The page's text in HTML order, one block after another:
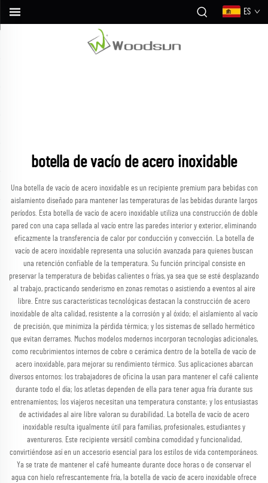
ES
botella de vacío de acero inoxidable
Una botella de vacío de acero inoxidable es un recipiente premium para bebidas con
aislamiento diseñado para mantener las temperaturas de las bebidas durante largos
períodos. Esta botella de vacío de acero inoxidable utiliza una construcción de doble
pared con una capa sellada al vacío entre las paredes interior y exterior, eliminando
eficazmente la transferencia de calor por conducción y convección. La botella de
vacío de acero inoxidable representa una solución avanzada para quienes buscan
una retención confiable de la temperatura. Su función principal consiste en
preservar la temperatura de bebidas calientes o frías, ya sea que se esté desplazando
al trabajo, practicando senderismo en zonas remotas o asistiendo a eventos al aire
libre. Entre sus características tecnológicas destacan la construcción de acero
inoxidable de alta calidad, resistente a la corrosión y al óxido; el aislamiento al vacío
de precisión, que minimiza la pérdida térmica; y los sistemas de sellado hermético
que evitan derrames. Muchos modelos modernos incorporan tecnologías adicionales,
como recubrimientos internos de cobre o cerámica dentro de la botella de vacío de
acero inoxidable, para mejorar su rendimiento térmico. Sus aplicaciones abarcan
diversos entornos: los trabajadores de oficina la usan para mantener el café caliente
durante todo el día; los atletas dependen de ella para tener agua fría durante sus
entrenamientos; los viajeros necesitan una temperatura constante; y los entusiastas
de actividades al aire libre valoran su durabilidad. La botella de vacío de acero
inoxidable resulta igualmente útil para familias, profesionales, estudiantes y
aventureros. Este recipiente versátil combina comodidad y funcionalidad,
convirtiéndose así en un accesorio esencial para los estilos de vida contemporáneos.
Ya se trate de mantener el café humeante durante doce horas o de conservar el
agua con hielo refrescantemente fría, la botella de vacío de acero inoxidable ofrece